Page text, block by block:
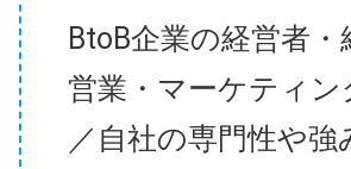
BtoB企業の経営者
営業・マーケティ
／自社の専門性や